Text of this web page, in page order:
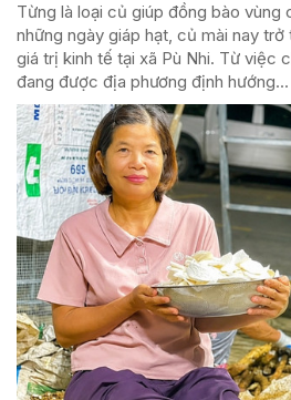
Từng là loại củ giúp đồng bào vùng
những ngày giáp hạt, củ mài nay trở
giá trị kinh tế tại xã Pù Nhi. Từ việc
đang được địa phương định hướng...